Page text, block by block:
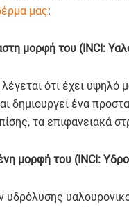
μας:
μορφή του (INCI:
ότι έχει υψηλό
δημιουργεί ένα
τα επιφανειακά
μορφή του (INCI:
υδρόλυσης